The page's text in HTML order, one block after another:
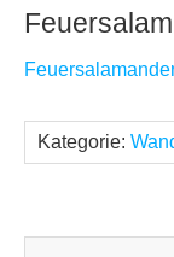
Kategorie: